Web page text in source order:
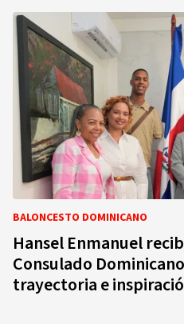
BALONCESTO DOMINICANO
Hansel Enmanuel
Consulado
trayectoria e